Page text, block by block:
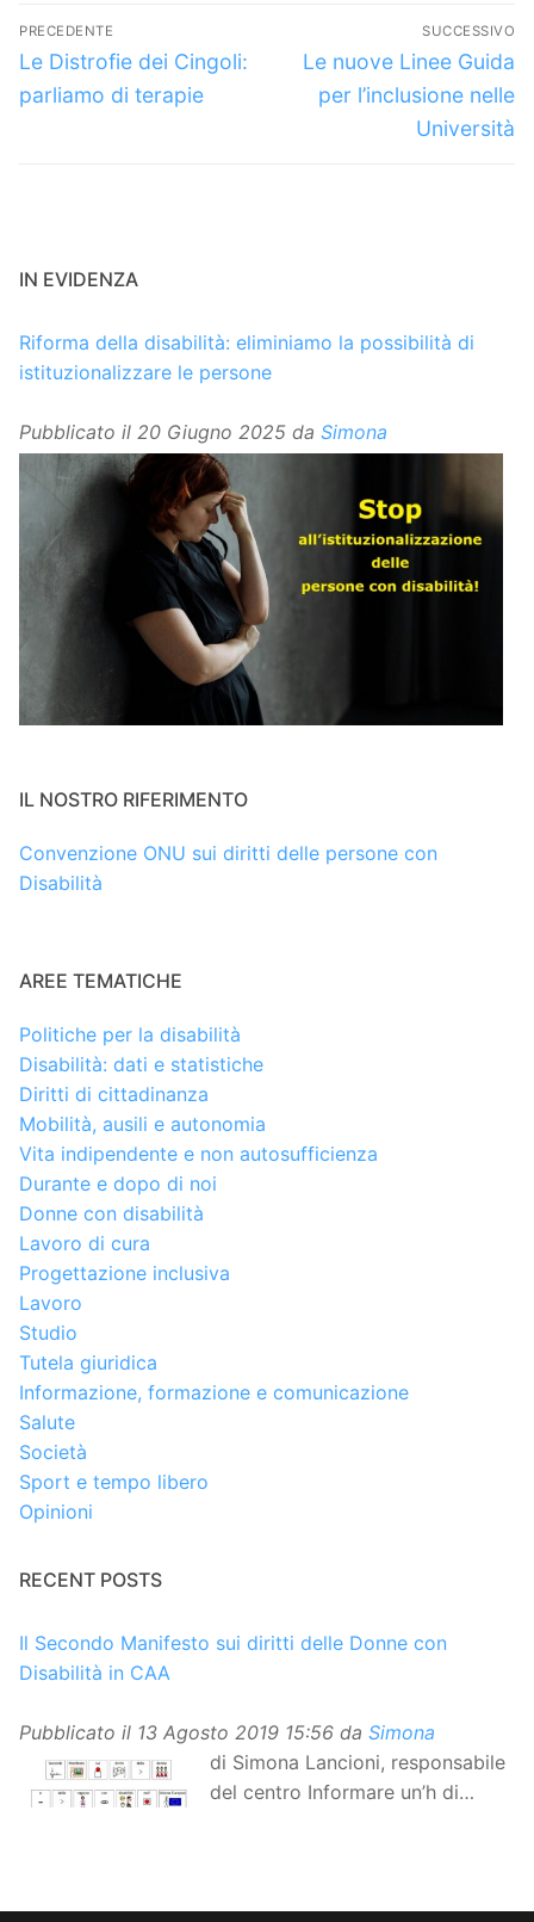
Navigazione
articoli
PRECEDENTE
Articolo
precedente:
Le Distrofie dei Cingoli:
parliamo di terapie
SUCCESSIVO
Articolo
successivo:
Le nuove Linee Guida
per l’inclusione nelle
Università
IN EVIDENZA
Riforma della disabilità: eliminiamo la possibilità di
istituzionalizzare le persone
Pubblicato il 20 Giugno 2025 da Simona
IL NOSTRO RIFERIMENTO
Convenzione ONU sui diritti delle persone con
Disabilità
AREE TEMATICHE
Politiche per la disabilità
Disabilità: dati e statistiche
Diritti di cittadinanza
Mobilità, ausili e autonomia
Vita indipendente e non autosufficienza
Durante e dopo di noi
Donne con disabilità
Lavoro di cura
Progettazione inclusiva
Lavoro
Studio
Tutela giuridica
Informazione, formazione e comunicazione
Salute
Società
Sport e tempo libero
Opinioni
RECENT POSTS
Il Secondo Manifesto sui diritti delle Donne con
Disabilità in CAA
Pubblicato il 13 Agosto 2019 15:56 da Simona
di Simona Lancioni, responsabile
del centro Informare un’h di
aumentativa alternativa (CAA) del “Secondo Manifesto